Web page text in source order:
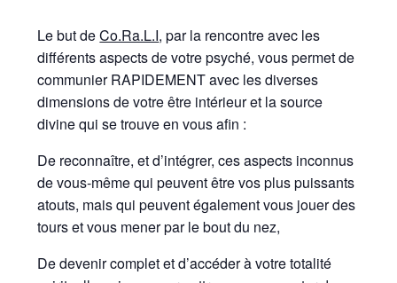
Le but deCo.Ra.L.I, par la rencontre avec les
différents aspects de votre psyché, vous permet de
communier RAPIDEMENT avec les diverses
dimensions de votre être intérieur et la source
divine qui se trouve en vous afin :
De reconnaître, et d’intégrer, ces aspects inconnus
de vous-même qui peuvent être vos plus puissants
atouts, mais qui peuvent également vous jouer des
tours et vous mener par le bout du nez,
De devenir complet et d’accéder à votre totalité